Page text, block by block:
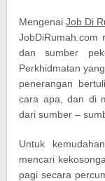
MengenaiJob Di
JobDiRumah.com
dan sumber
Perkhidmatan
penerangan
cara apa, dan di
dari sumber –
Untuk
mencari
pagi secara